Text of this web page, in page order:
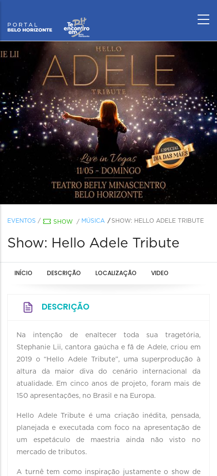
EVENTOS / SHOW / MÚSICA SHOW: HELLO ADELE TRIBUTE
Show: Hello Adele Tribute
INÍCIO DESCRIÇÃO LOCALIZAÇÃO VIDEO
DESCRIÇÃO
Na intenção de enaltecer toda sua tragetória,
Stephanie Lii, cantora gaúcha e fã de Adele, criou em
2019 o “Hello Adele Tribute”, uma superprodução à
altura da maior diva do cenário internacional da
atualidade. Em cinco anos de projeto, foram mais de
150 apresentações, no Brasil e na Europa.
Hello Adele Tribute é uma criação inédita, pensada,
planejada e executada com foco na apresentação de
um espetáculo de maestria ainda não visto no
mercado de tributos.
A turnê tem como inspiração justamente o show de